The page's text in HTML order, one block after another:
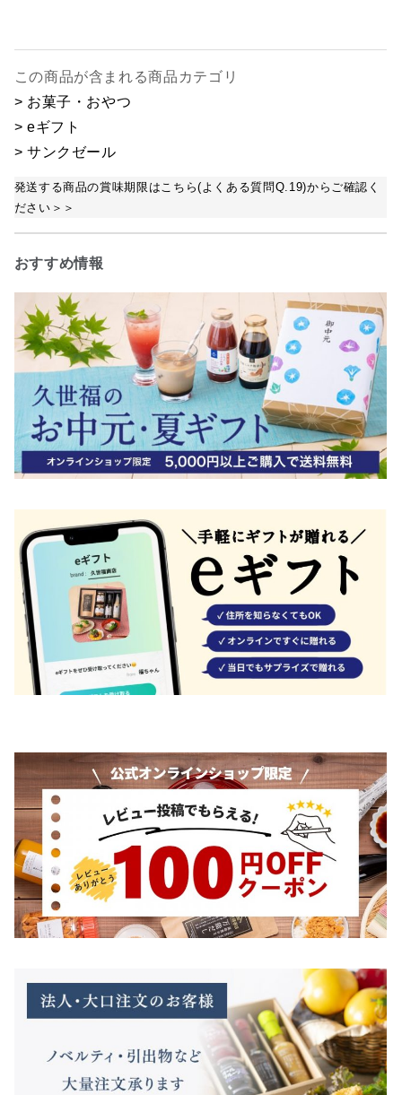
この商品が含まれる商品カテゴリ
> お菓子・おやつ
> eギフト
> サンクゼール
発送する商品の賞味期限はこちら(よくある質問Q.19)からご確認く
ださい＞＞
おすすめ情報